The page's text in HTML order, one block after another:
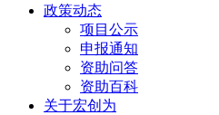
政策动态
项目公示
申报通知
资助问答
资助百科
关于宏创为